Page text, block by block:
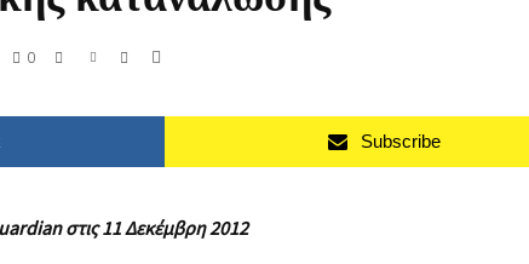
0
Subscribe
στις 11 Δεκέμβρη 2012